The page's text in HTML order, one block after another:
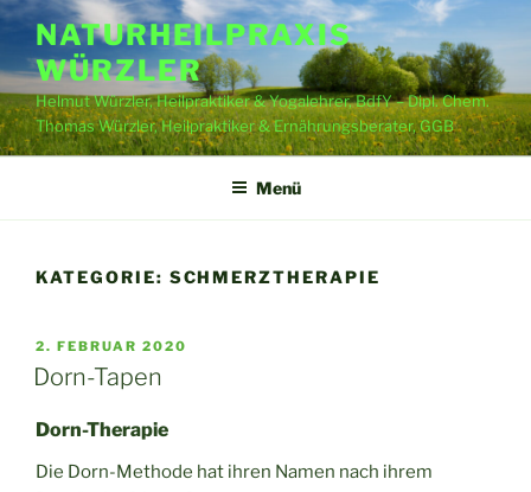
Zum
Inhalt
springen
NATURHEILPRAXIS
WÜRZLER
Helmut Würzler, Heilpraktiker & Yogalehrer, BdfY – Dipl. Chem.
Thomas Würzler, Heilpraktiker & Ernährungsberater, GGB
Menü
KATEGORIE: SCHMERZTHERAPIE
VERÖFFENTLICHT
AM
2. FEBRUAR 2020
Dorn-Tapen
Dorn-Therapie
Die Dorn-Methode hat ihren Namen nach ihrem